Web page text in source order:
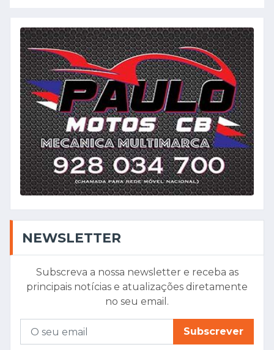
NEWSLETTER
Subscreva a nossa newsletter e receba as
principais notícias e atualizações diretamente
no seu email.
Subscrever